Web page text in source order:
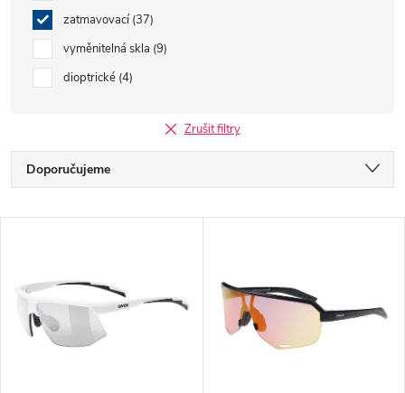
zatmavovací 37
vyměnitelná skla 9
dioptrické 4
Zrušit filtry
Ř
a
e
n
Doporučujeme
Nejprodávanější
Abecedně
ý
p